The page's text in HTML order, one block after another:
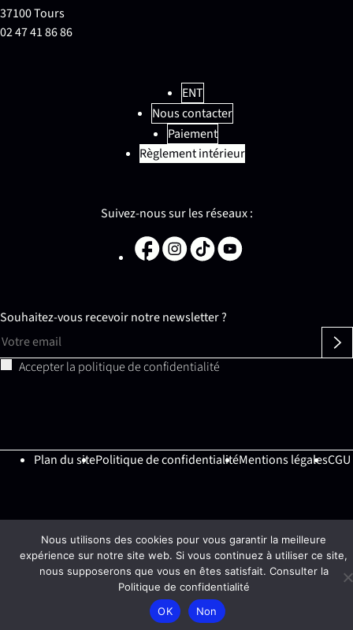
37100 Tours
02 47 41 86 86
ENT
Nous contacter
Paiement
Règlement intérieur
Suivez-nous sur les réseaux :
Souhaitez-vous recevoir notre newsletter ?
Accepter la politique de confidentialité
Plan du sitePolitique de confidentialitéMentions légalesCGU
Nous utilisons des cookies pour vous garantir la meilleure
expérience sur notre site web. Si vous continuez à utiliser ce site,
nous supposerons que vous en êtes satisfait. Consulter la
Politique de confidentialité
OK
Non